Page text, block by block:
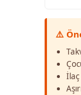
⚠️
İlaç